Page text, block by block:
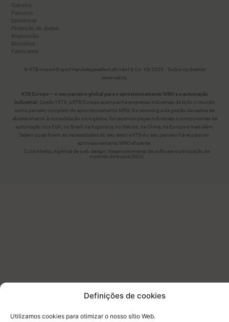
Definições de cookies
Utilizamos cookies para otimizar o nosso sítio Web.
Carreira
Parceiro
Conversor
Proteção de dados
Impressão
Biscoitos
Fabricante
© KTB Import-Export Handelsgesellschaft mbH & Co. KG 2025 - Todos os direitos
reservados.
KTB Europe — o seu parceiro global para o aprovisionamento MRO e a automação
industrial: Desde 1976, a KTB Europe acompanha empresas industriais de todo o mundo
como parceiro completo de aprovisionamento MRO. Do sourcing e da gestão da cadeia de
abastecimento à consolidação e à logística, fornecemos peças industriais e componentes de
automação nos EUA, no Brasil, na Argentina, no México, na China, na Europa e mais além.
Sejam quais forem as necessidades do seu setor, a KTB é o seu parceiro fiável para um
aprovisionamento MRO eficiente.
Cube Media | Agência de web design, desenvolvimento de software e otimização de
motores de busca (SEO)